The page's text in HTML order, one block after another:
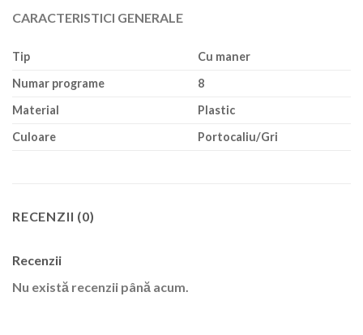
CARACTERISTICI GENERALE
Tip
Cu maner
Numar programe
8
Material
Plastic
Culoare
Portocaliu/Gri
RECENZII (0)
Recenzii
Nu există recenzii până acum.